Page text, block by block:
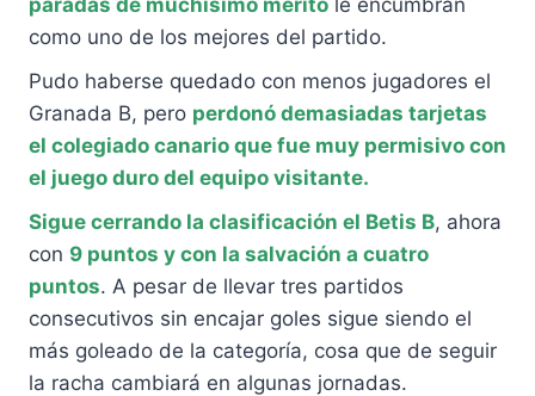
como uno de los mejores del partido.
Pudo haberse quedado con menos jugadores el
Granada B, pero perdonó demasiadas tarjetas
el colegiado canario que fue muy permisivo con
el juego duro del equipo visitante.
Sigue cerrando la clasificación el Betis B, ahora
con 9 puntos y con la salvación a cuatro
puntos. A pesar de llevar tres partidos
consecutivos sin encajar goles sigue siendo el
más goleado de la categoría, cosa que de seguir
la racha cambiará en algunas jornadas.